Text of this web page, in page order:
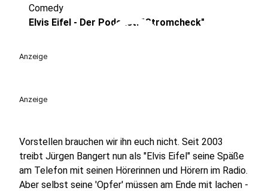
play_circle
Comedy
Elvis Eifel - Der Podcast: "Stromcheck"
Anzeige
Anzeige
Vorstellen brauchen wir ihn euch nicht. Seit 2003
treibt Jürgen Bangert nun als "Elvis Eifel" seine Späße
am Telefon mit seinen Hörerinnen und Hörern im Radio.
Aber selbst seine 'Opfer' müssen am Ende mit lachen -